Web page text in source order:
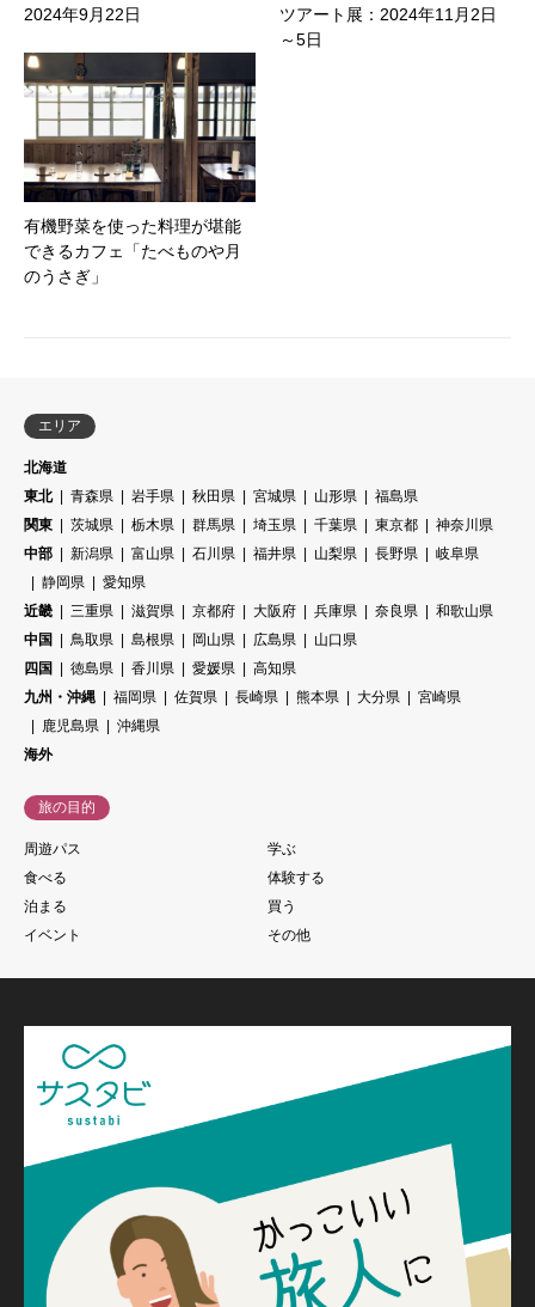
2024年9月22日
ツアート展：2024年11月2日
～5日
有機野菜を使った料理が堪能
できるカフェ「たべものや月
のうさぎ」
エリア
北海道
東北
青森県 岩手県 秋田県 宮城県 山形県
福島県
関東
茨城県 栃木県 群馬県 埼玉県 千葉県 東京都
神奈川県
中部
新潟県 富山県 石川県 福井県 山梨県 長野県
岐阜県
静岡県
愛知県
近畿
三重県 滋賀県 京都府 大阪府 兵庫県 奈良県
和歌山県
中国
鳥取県 島根県 岡山県 広島県
山口県
四国
徳島県 香川県 愛媛県
高知県
九州・沖縄
福岡県 佐賀県 長崎県 熊本県 大分県
宮崎県
鹿児島県
沖縄県
海外
旅の目的
周遊パス
学ぶ
食べる
体験する
泊まる
買う
イベント
その他